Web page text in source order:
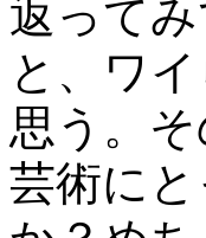
返って
と、ワ
思う。
芸術に